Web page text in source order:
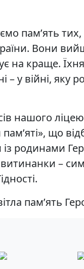
пам’ять тих,
Вони
на краще.
– у війні, яку
нашого
що
із родинами
–
пам’ять